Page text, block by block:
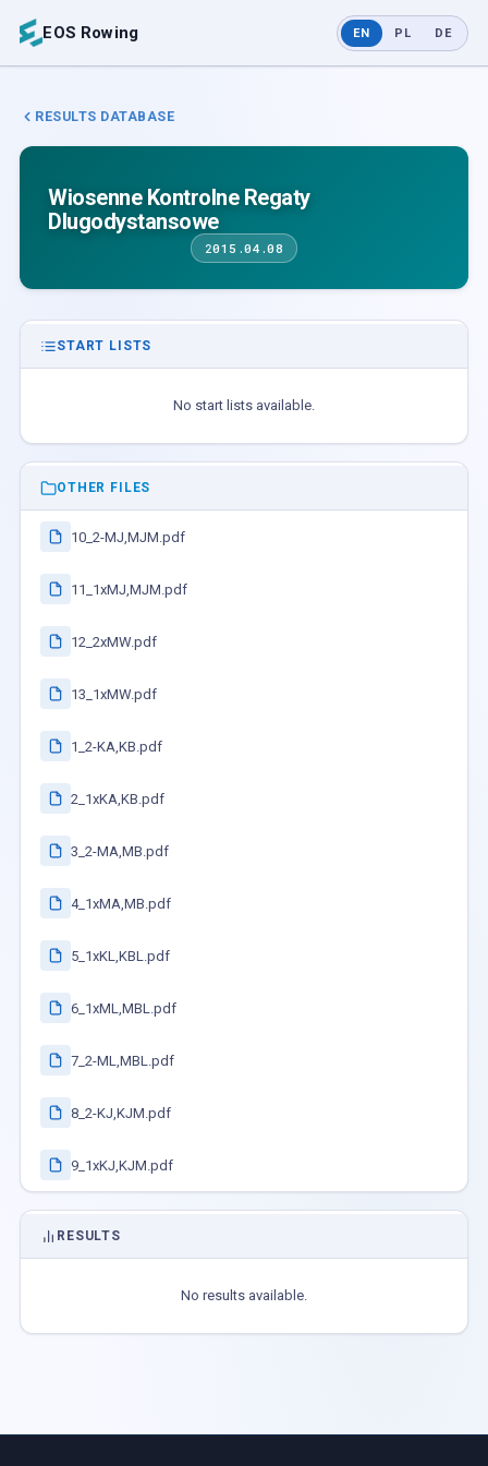
EOS Rowing EN PL DE
RESULTS DATABASE
Wiosenne Kontrolne Regaty
Dlugodystansowe
2015.04.08
START LISTS
No start lists available.
OTHER FILES
10_2-MJ,MJM.pdf
11_1xMJ,MJM.pdf
12_2xMW.pdf
13_1xMW.pdf
1_2-KA,KB.pdf
2_1xKA,KB.pdf
3_2-MA,MB.pdf
4_1xMA,MB.pdf
5_1xKL,KBL.pdf
6_1xML,MBL.pdf
7_2-ML,MBL.pdf
8_2-KJ,KJM.pdf
9_1xKJ,KJM.pdf
RESULTS
No results available.